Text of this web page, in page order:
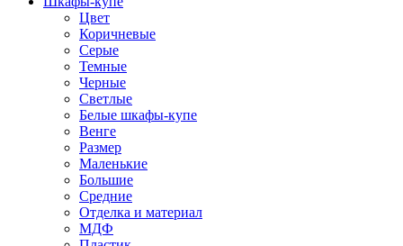
Цвет
Коричневые
Серые
Темные
Черные
Светлые
Белые шкафы-купе
Венге
Размер
Маленькие
Большие
Средние
Отделка и материал
МДФ